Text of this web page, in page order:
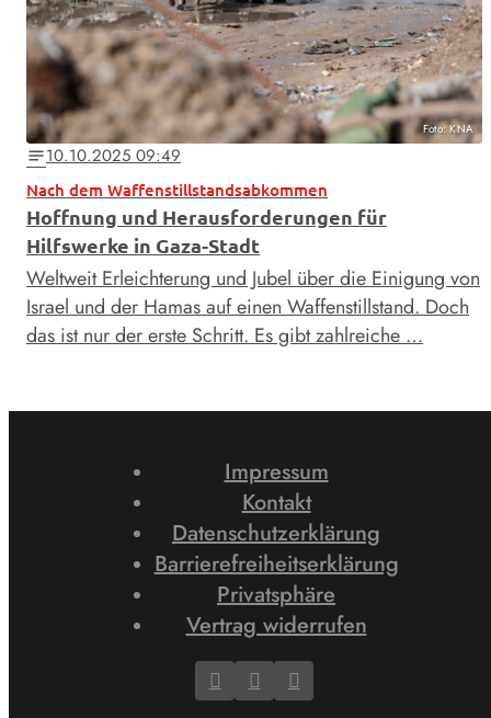
Foto: KNA
notes10.10.2025 09:49
Nach dem Waffenstillstandsabkommen
Hoffnung und Herausforderungen für
Hilfswerke in Gaza-Stadt
Weltweit Erleichterung und Jubel über die Einigung von
Israel und der Hamas auf einen Waffenstillstand. Doch
das ist nur der erste Schritt. Es gibt zahlreiche …
Impressum
Kontakt
Datenschutzerklärung
Barrierefreiheitserklärung
Privatsphäre
Vertrag widerrufen